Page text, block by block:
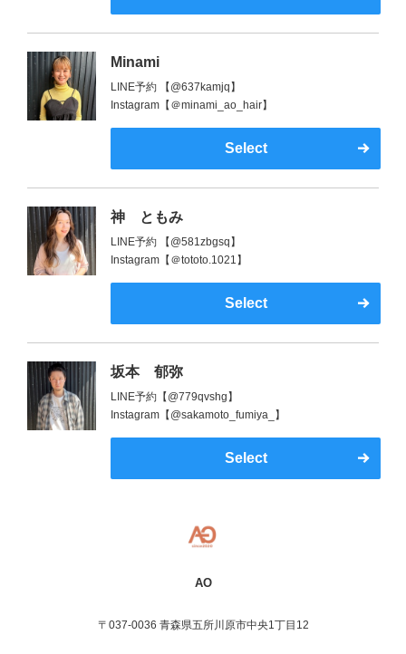
Minami
LINE予約 【@637kamjq】
Instagram【＠minami_ao_hair】
Select
神 ともみ
LINE予約 【@581zbgsq】
Instagram【＠tototo.1021】
Select
坂本 郁弥
LINE予約【@779qvshg】
Instagram【@sakamoto_fumiya_】
Select
AO
〒037-0036 青森県五所川原市中央1丁目12